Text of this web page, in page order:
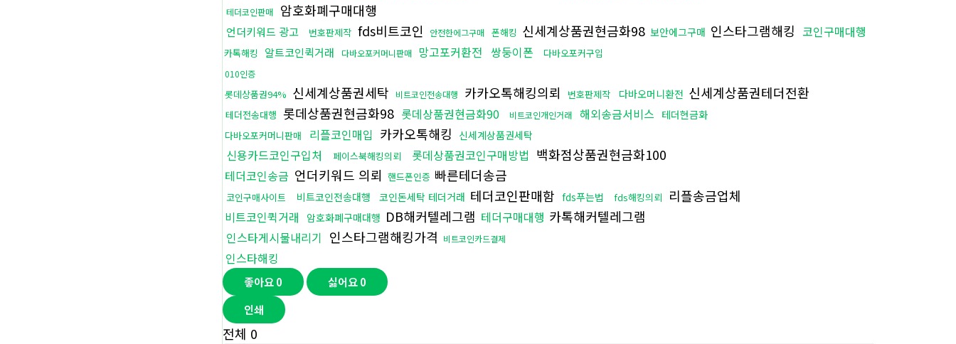
테더코인판매 암호화폐구매대행
언더키워드 광고 번호판제작 fds비트코인 안전한에그구매 폰해킹 신세계상품권현금화98 보안에그구매 인스타그램해킹 코인구매대행
카톡해킹 알트코인퀵거래 다바오포커머니판매 망고포커환전 쌍둥이폰 다바오포커구입
010인증
롯데상품권94% 신세계상품권세탁 비트코인전송대행 카카오톡해킹의뢰 번호판제작 다바오머니환전 신세계상품권테더전환
테더전송대행 롯데상품권현금화98 롯데상품권현금화90 비트코인개인거래 해외송금서비스 테더현금화
다바오포커머니판매 리플코인매입 카카오톡해킹 신세계상품권세탁
신용카드코인구입처 페이스북해킹의뢰 롯데상품권코인구매방법 백화점상품권현금화100
테더코인송금 언더키워드 의뢰 핸드폰인증 빠른테더송금
코인구매사이트 비트코인전송대행 코인돈세탁 테더거래 테더코인판매함 fds푸는법 fds해킹의뢰 리플송금업체
비트코인퀵거래 암호화폐구매대행 DB해커텔레그램 테더구매대행 카톡해커텔레그램
인스타게시물내리기 인스타그램해킹가격 비트코인카드결제
인스타해킹
좋아요0 싫어요0
인쇄
전체 0